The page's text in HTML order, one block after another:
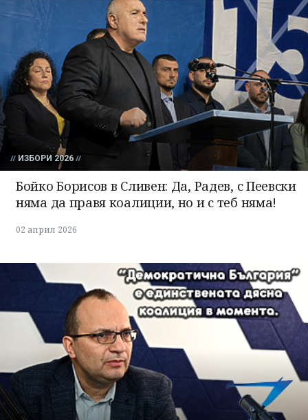
ИЗБОРИ 2026
Бойко Борисов в Сливен: Да, Радев, с Пеевски
няма да правя коалиции, но и с теб няма!
02 април 2026